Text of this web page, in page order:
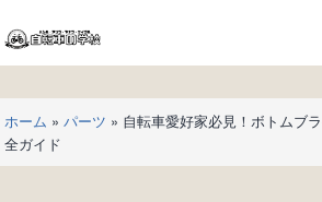
ン
テ
ツ
へ
ス
自
転
車
の
学
ホーム » パーツ » 自転車愛好家必見！ボトムブ
全ガイド